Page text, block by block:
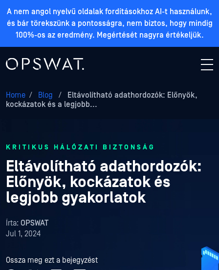
A nem angol nyelvű oldalak fordításokhoz AI-t használunk,
és bár törekszünk a pontosságra, nem biztos, hogy mindig
100%-os az eredmény. Megértését nagyra értékeljük.
Home / Blog /
Eltávolítható adathordozók: Előnyök,
kockázatok és a legjobb...
KRITIKUS HÁLÓZATI BIZTONSÁG
Eltávolítható adathordozók:
Előnyök, kockázatok és
legjobb gyakorlatok
Írta: OPSWAT
Jul 1, 2024
Ossza meg ezt a bejegyzést